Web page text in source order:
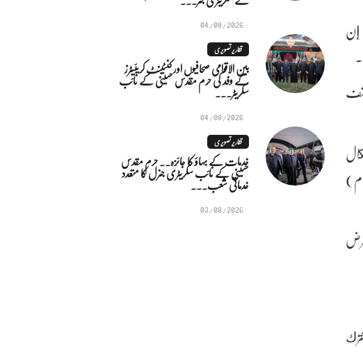
إن
04/08/2026
تقاریر تصویری
بین الاقوامی صحافیوں اور کنٹینٹ کریئیٹرز
کے وفد کی حرم مقدس حسینی کے نائب
سکریٹر...
04/08/2026
تقاریر تصویری
خدمات کے بہاؤ کا جائزہ.. حرم مقدس
حسینی کے نائب سکریٹری جنرل کا متعدد
خدماتی شعب...
03/08/2026